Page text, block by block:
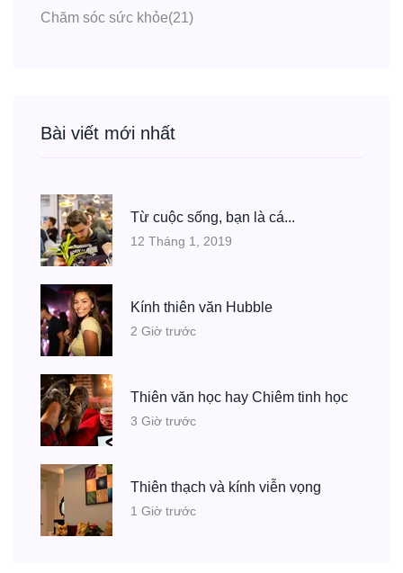
Chăm sóc sức khỏe(21)
Bài viết mới nhất
Từ cuộc sống, bạn là cá...
12 Tháng 1, 2019
Kính thiên văn Hubble
2 Giờ trước
Thiên văn học hay Chiêm tinh học
3 Giờ trước
Thiên thạch và kính viễn vọng
1 Giờ trước